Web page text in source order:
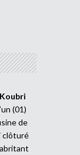
(01)
de
clôturé